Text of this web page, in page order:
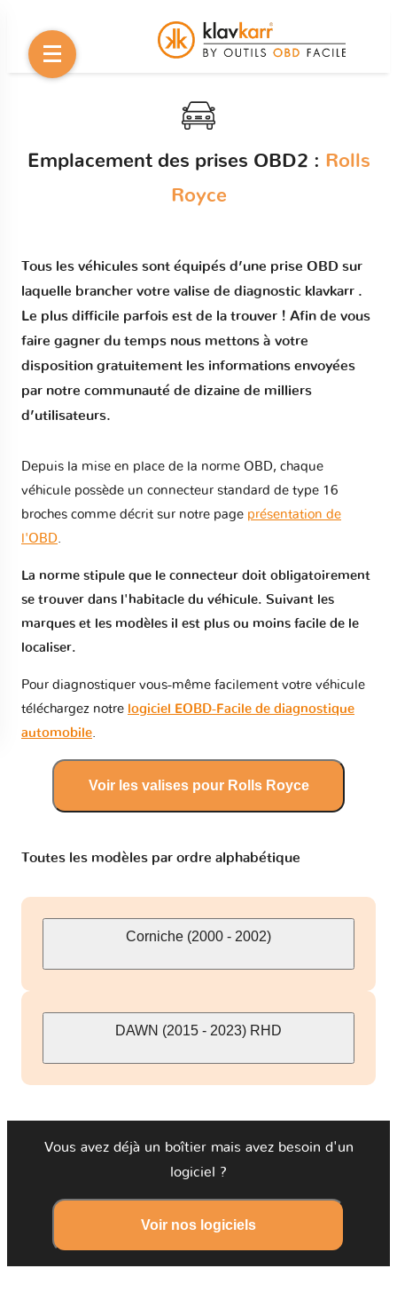
Emplacement des prises OBD2 : Rolls
Royce
Tous les véhicules sont équipés d’une prise OBD sur
laquelle brancher votre valise de diagnostic klavkarr .
Le plus difficile parfois est de la trouver ! Afin de vous
faire gagner du temps nous mettons à votre
disposition gratuitement les informations envoyées
par notre communauté de dizaine de milliers
d’utilisateurs.
Depuis la mise en place de la norme OBD, chaque
véhicule possède un connecteur standard de type 16
broches comme décrit sur notre page présentation de
l'OBD.
La norme stipule que le connecteur doit obligatoirement
se trouver dans l'habitacle du véhicule. Suivant les
marques et les modèles il est plus ou moins facile de le
localiser.
Pour diagnostiquer vous-même facilement votre véhicule
téléchargez notre logiciel EOBD-Facile de diagnostique
automobile.
Voir les valises pour Rolls Royce
Toutes les modèles par ordre alphabétique
Corniche (2000 - 2002)
DAWN (2015 - 2023) RHD
Vous avez déjà un boîtier mais avez besoin d'un
logiciel ?
Voir nos logiciels